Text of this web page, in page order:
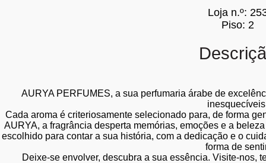
Loja n.º:
Piso: 2
AURYA PERFUMES, a sua perfumaria árabe de
Cada aroma é criteriosamente selecionado para, de forma
AURYA, a fragrância desperta memórias, emoções e a
escolhido para contar a sua história, com a dedicação e o
forma de
Deixe-se envolver, descubra a sua essência. Visite-nos,